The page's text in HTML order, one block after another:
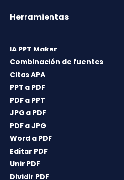
Herramientas
IA PPT Maker
Combinación de fuentes
Citas APA
PPT a PDF
PDF a PPT
JPG a PDF
PDF a JPG
Word a PDF
Editar PDF
Unir PDF
Dividir PDF